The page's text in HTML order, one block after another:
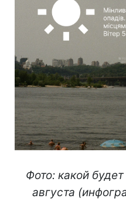
Фото: какой
августа